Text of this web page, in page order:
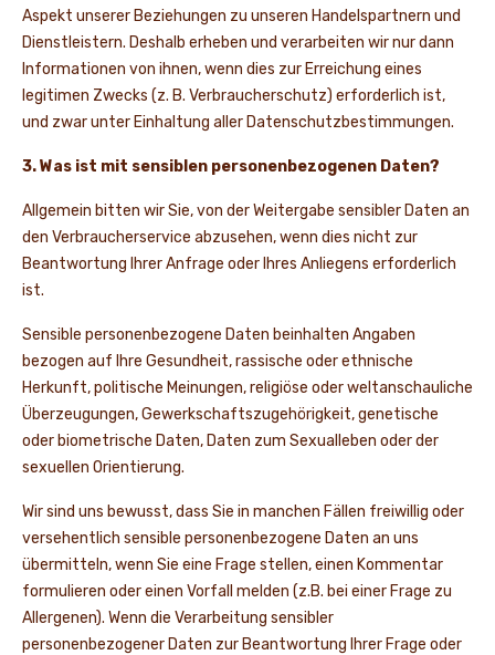
Aspekt unserer Beziehungen zu unseren Handelspartnern und
Dienstleistern. Deshalb erheben und verarbeiten wir nur dann
Informationen von ihnen, wenn dies zur Erreichung eines
legitimen Zwecks (z. B. Verbraucherschutz) erforderlich ist,
und zwar unter Einhaltung aller Datenschutzbestimmungen.
3. Was ist mit sensiblen personenbezogenen Daten?
Allgemein bitten wir Sie, von der Weitergabe sensibler Daten an
den Verbraucherservice abzusehen, wenn dies nicht zur
Beantwortung Ihrer Anfrage oder Ihres Anliegens erforderlich
ist.
Sensible personenbezogene Daten beinhalten Angaben
bezogen auf Ihre Gesundheit, rassische oder ethnische
Herkunft, politische Meinungen, religiöse oder weltanschauliche
Überzeugungen, Gewerkschaftszugehörigkeit, genetische
oder biometrische Daten, Daten zum Sexualleben oder der
sexuellen Orientierung.
Wir sind uns bewusst, dass Sie in manchen Fällen freiwillig oder
versehentlich sensible personenbezogene Daten an uns
übermitteln, wenn Sie eine Frage stellen, einen Kommentar
formulieren oder einen Vorfall melden (z.B. bei einer Frage zu
Allergenen). Wenn die Verarbeitung sensibler
personenbezogener Daten zur Beantwortung Ihrer Frage oder